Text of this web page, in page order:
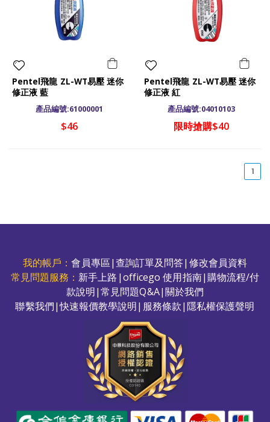
Pentel飛龍 ZL-WT易壓 迷你
修正液 藍
產品編號:61000001
$46
Pentel飛龍 ZL-WT易壓 迷你
修正液 紅
產品編號:04010103
限時搶購$40
1
我的帳戶：會員專區|查詢訂單及問答| 修改會員資料
常見問題服務： 新手上路 |officego 使用指南|購物流程/付
款說明|常見問題Q&A|關於我們
聯繫我們|快速報價教學說明| 服務條款|隱私權保護聲明